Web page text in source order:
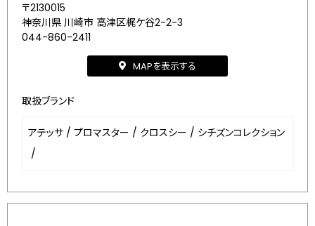
〒2130015
神奈川県 川崎市 高津区梶ケ谷2-2-3
044-860-2411
MAPを表示する
取扱ブランド
アテッサ / プロマスター / クロスシー / シチズンコレクション
/